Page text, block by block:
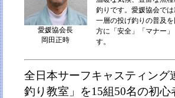
愛媛協会長
岡田正時
釣りです。愛媛協会で
一層の投げ釣りの普及
方に「安全」「マナー
す。
全日本サーフキャスティング
釣り教室」を15組50名の初